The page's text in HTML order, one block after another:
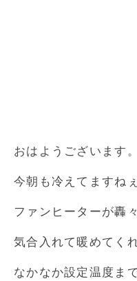
おはようございます。
今朝も冷えてますねぇ
ファンヒーターが轟
気合入れて暖めてく
なかなか設定温度ま